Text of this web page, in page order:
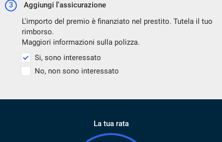
3
Aggiungi l'assicurazione
L'importo del premio è finanziato nel prestito. Tutela il tuo
rimborso.
Maggiori informazioni sulla polizza.
Si, sono interessato
No, non sono interessato
La tua rata